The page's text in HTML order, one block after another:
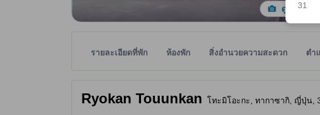
31
ดูรูปทั้งหมด
รายละเอียดที่พัก ห้องพัก สิ่งอำนวยความสะดวก ตำ
Ryokan Touunkan โทะมิโอะกะ, ทากาซากิ, ญี่ปุ่น,